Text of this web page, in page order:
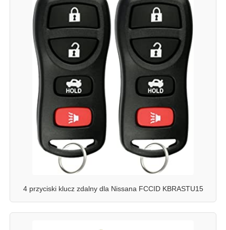
4 przyciski klucz zdalny dla Nissana FCCID KBRASTU15